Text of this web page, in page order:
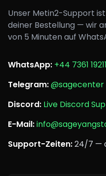
Unser Metin2-Support
deiner Bestellung — wir
von 5 Minuten auf
WhatsApp: +44 7361
Telegram:@sagecenter
Discord: Live Discord
E-Mail:
Support-Zeiten:24/7 —